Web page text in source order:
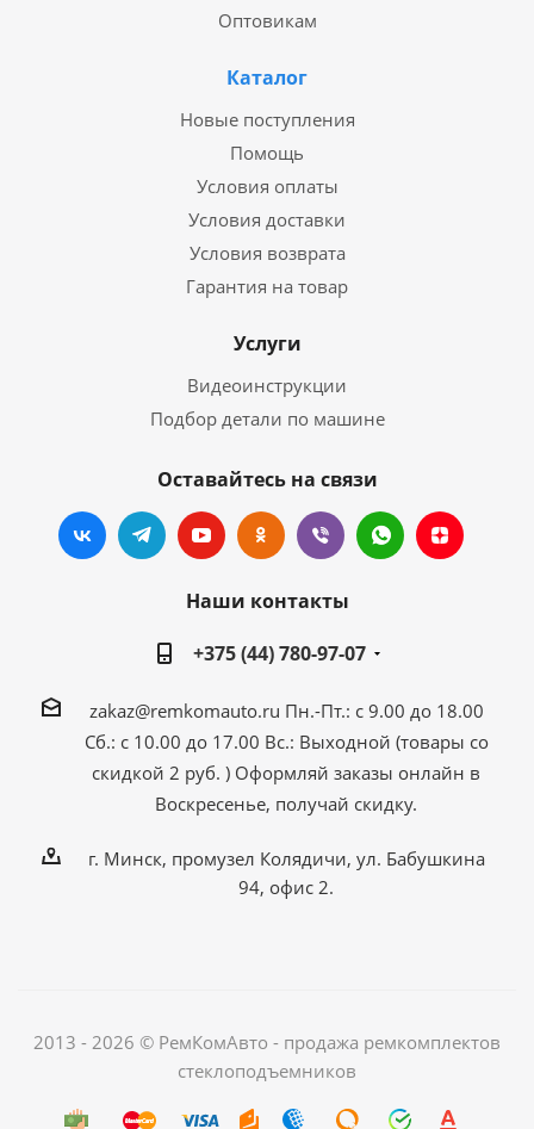
Оптовикам
Каталог
Новые поступления
Помощь
Условия оплаты
Условия доставки
Условия возврата
Гарантия на товар
Услуги
Видеоинструкции
Подбор детали по машине
Оставайтесь на связи
Наши контакты
+375 (44) 780-97-07
zakaz@remkomauto.ru Пн.-Пт.: с 9.00 до 18.00
Сб.: с 10.00 до 17.00 Вс.: Выходной (товары со
скидкой 2 руб. ) Оформляй заказы онлайн в
Воскресенье, получай скидку.
г. Минск, промузел Колядичи, ул. Бабушкина
94, офис 2.
2013 - 2026 © РемКомАвто - продажа ремкомплектов
стеклоподъемников